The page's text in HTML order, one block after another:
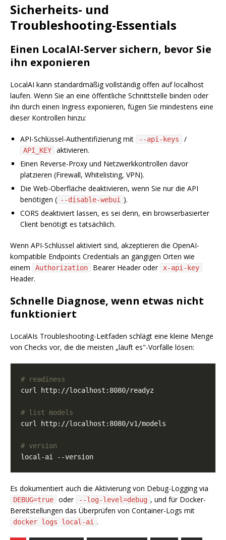
Sicherheits- und
Troubleshooting-Essentials
Einen LocalAI-Server sichern, bevor Sie
ihn exponieren
LocalAI kann standardmäßig vollständig offen auf localhost
laufen. Wenn Sie an eine öffentliche Schnittstelle binden oder
ihn durch einen Ingress exponieren, fügen Sie mindestens eine
dieser Kontrollen hinzu:
API-Schlüssel-Authentifizierung mit --api-keys /
API_KEY
aktivieren.
Einen Reverse-Proxy und Netzwerkkontrollen davor
platzieren (Firewall, Whitelisting, VPN).
Die Web-Oberfläche deaktivieren, wenn Sie nur die API
benötigen ( --disable-webui
).
CORS deaktiviert lassen, es sei denn, ein browserbasierter
Client benötigt es tatsächlich.
Wenn API-Schlüssel aktiviert sind, akzeptieren die OpenAI-
kompatible Endpoints Credentials an gängigen Orten wie
einem
Authorization Bearer Header oder x-api-key
Header.
Schnelle Diagnose, wenn etwas nicht
funktioniert
LocalAIs Troubleshooting-Leitfaden schlägt eine kleine Menge
von Checks vor, die die meisten „läuft es"-Vorfälle lösen:
# readiness
# list models
# version
Es dokumentiert auch die Aktivierung von Debug-Logging via
DEBUG=true oder --log-level=debug , und für Docker-
Bereitstellungen das Überprüfen von Container-Logs mit
docker logs local-ai .